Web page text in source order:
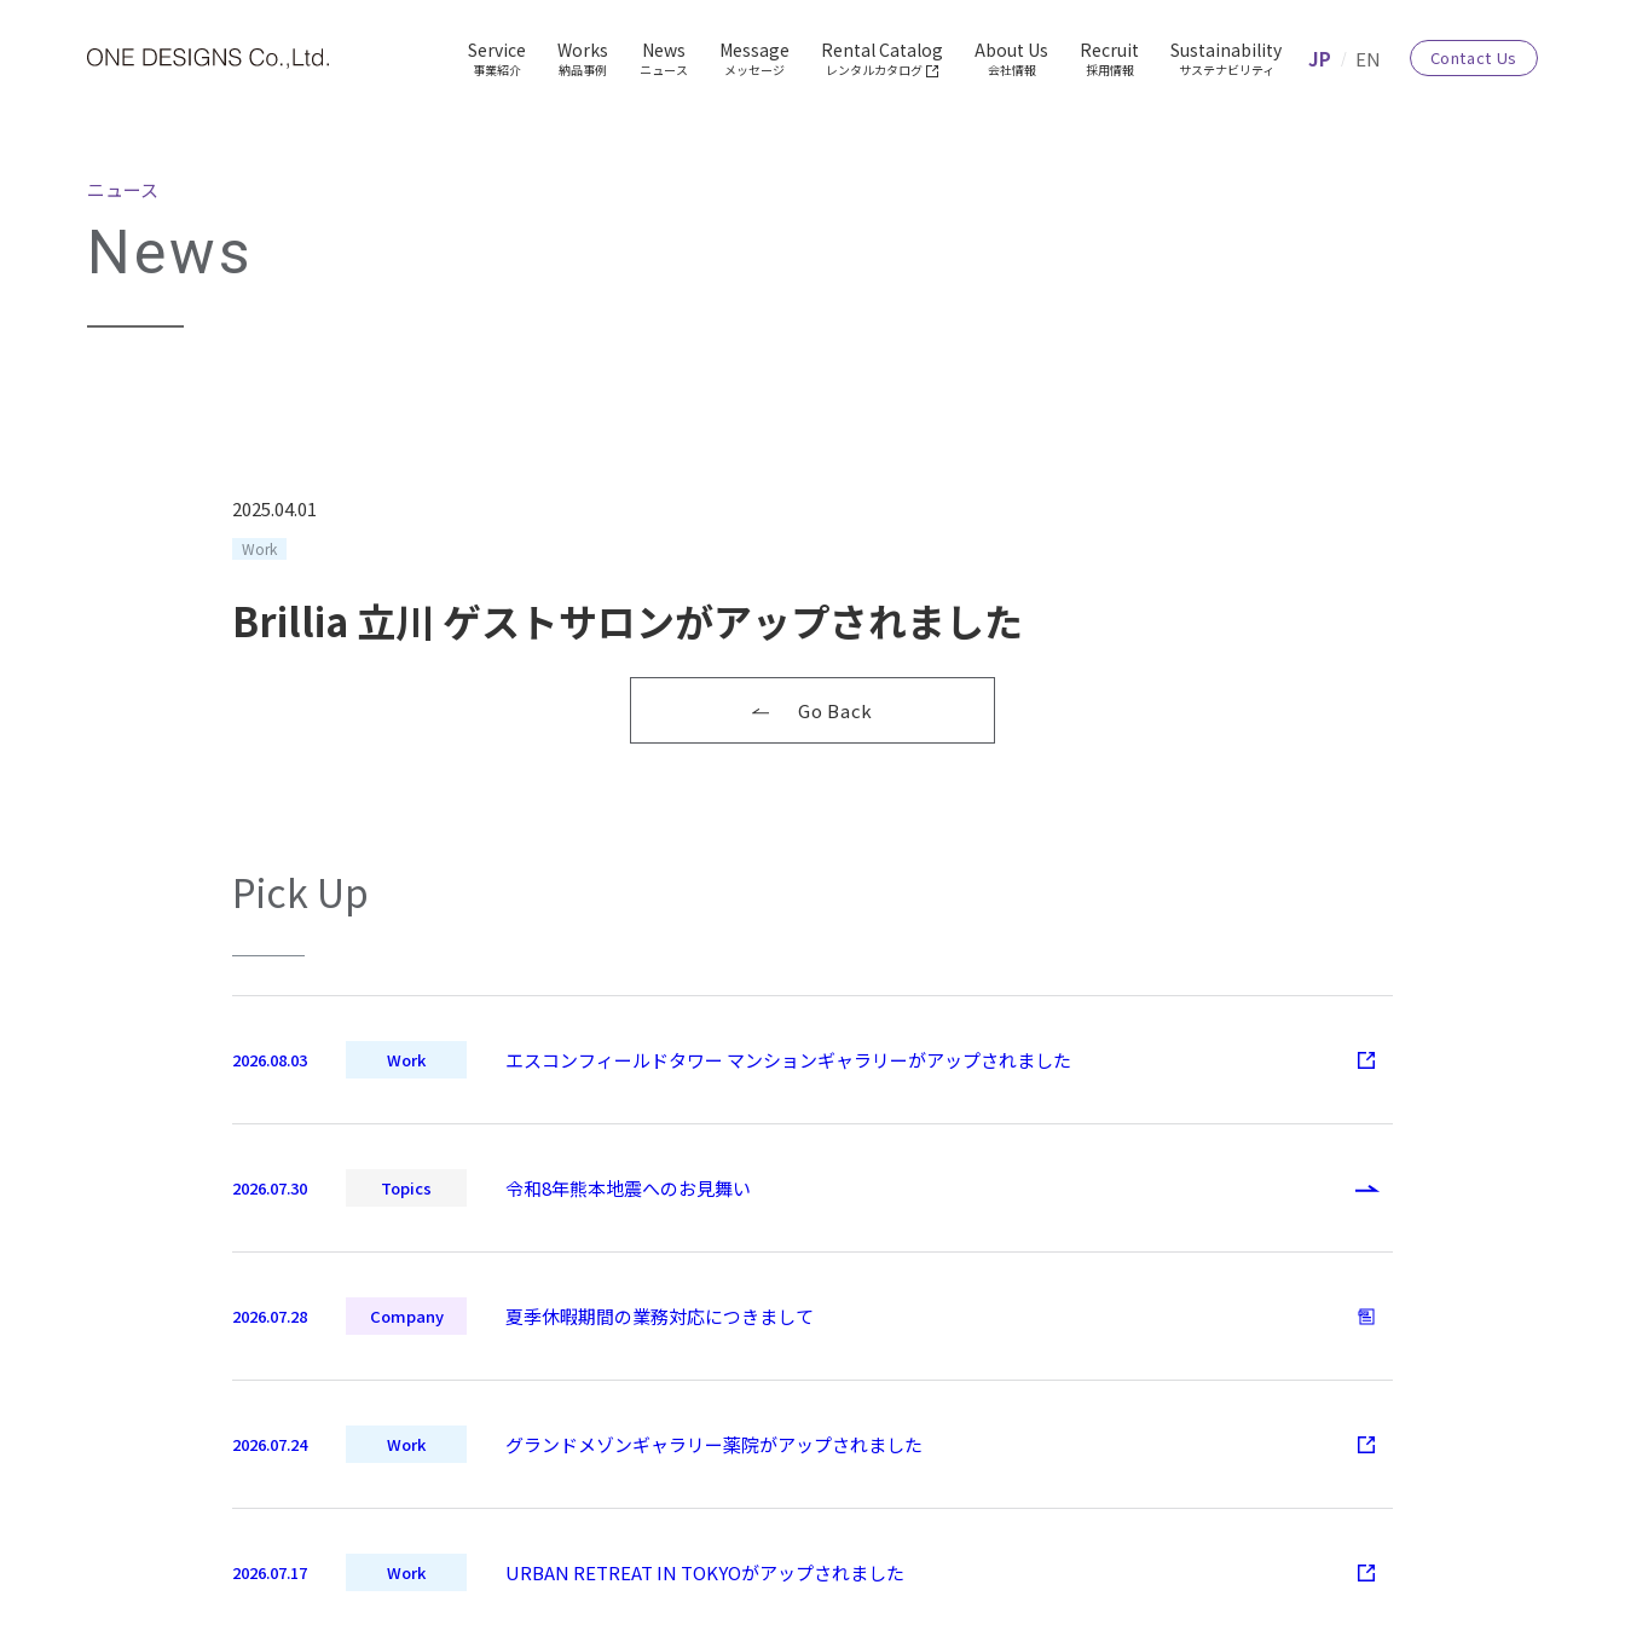
Service
事業紹介
Works
納品事例
News
ニュース
Message
メッセージ
Rental Catalog
レンタルカタログ
About Us
会社情報
Recruit
採用情報
Sustainability
サステナビリティ JP EN Contact Us
ニュース
News
2025.04.01
Work
Brillia 立川 ゲストサロンがアップされました
Go Back
Pick Up
2026.08.03 Work エスコンフィールドタワー マンションギャラリーがアップされました
2026.07.30 Topics 令和8年熊本地震へのお見舞い
2026.07.28 Company 夏季休暇期間の業務対応につきまして
2026.07.24 Work グランドメゾンギャラリー薬院がアップされました
2026.07.17 Work URBAN RETREAT IN TOKYOがアップされました